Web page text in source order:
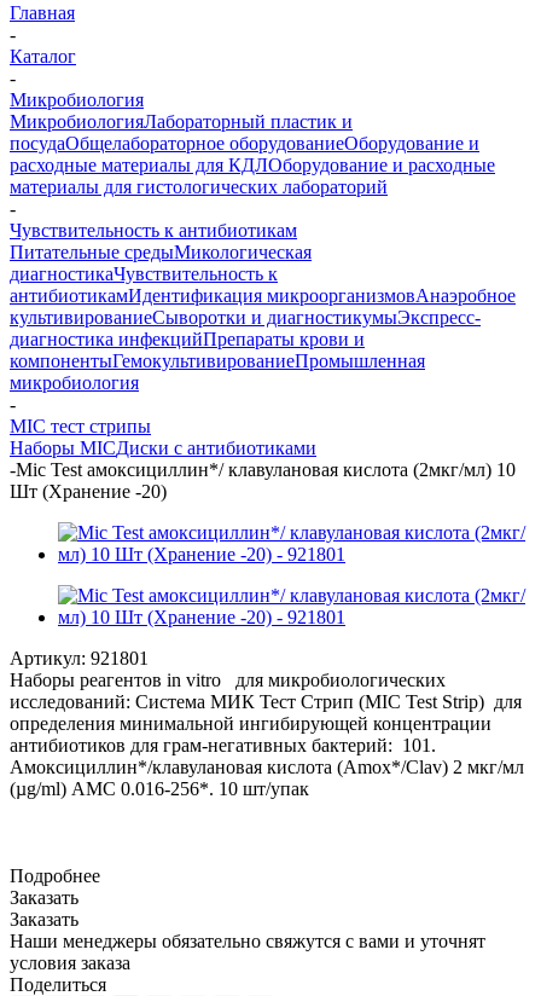
Главная
-
Каталог
-
Микробиология
МикробиологияЛабораторный пластик и
посудаОбщелабораторное оборудованиеОборудование и
расходные материалы для КДЛОборудование и расходные
материалы для гистологических лабораторий
-
Чувствительность к антибиотикам
Питательные средыМикологическая
диагностикаЧувствительность к
антибиотикамИдентификация микроорганизмовАнаэробное
культивированиеСыворотки и диагностикумыЭкспресс-
диагностика инфекцийПрепараты крови и
компонентыГемокультивированиеПромышленная
микробиология
-
MIC тест стрипы
Наборы MICДиски с антибиотиками
-Mic Test амоксициллин*/ клавулановая кислота (2мкг/мл) 10
Шт (Хранение -20)
Артикул: 921801
Наборы реагентов in vitro для микробиологических
исследований: Система МИК Тест Стрип (MIC Test Strip) для
определения минимальной ингибирующей концентрации
антибиотиков для грам-негативных бактерий: 101.
Амоксициллин*/клавулановая кислота (Amox*/Clav) 2 мкг/мл
(µg/ml) AMC 0.016-256*. 10 шт/упак
Подробнее
Заказать
Заказать
Наши менеджеры обязательно свяжутся с вами и уточнят
условия заказа
Поделиться